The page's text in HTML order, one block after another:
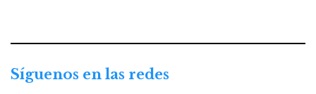
Síguenos en las redes